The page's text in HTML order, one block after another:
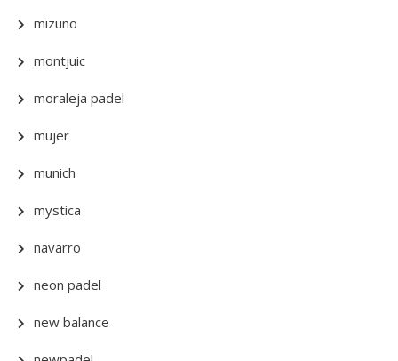
mizuno
montjuic
moraleja padel
mujer
munich
mystica
navarro
neon padel
new balance